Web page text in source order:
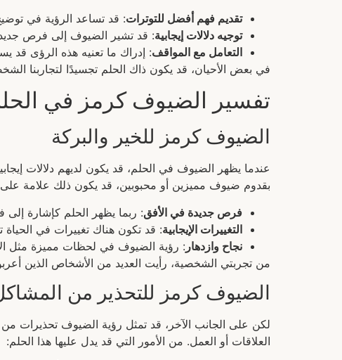
تقديم فهم أفضل للتوترات: قد تساعد الرؤية في
توجيه دلالات إيجابية: قد تشير الضيوف إلى فرص
التعامل مع المواقف: إدراك ما تعنيه هذه الرؤى قد
في بعض الأحيان، قد يكون ذاك الحلم تجسيدًا لتجاربنا
تفسير الضيوف كرمز في
الضيوف كرمز للخير والبركة
عندما يظهر الضيوف في الحلم، قد يكون لديهم دلالات
بقدوم ضيوف مميزين أو محبوبين، قد يكون ذلك علامة
فرص جديدة في الأفق: ربما يظهر الحلم كإشارة
التغييرات الإيجابية: قد تكون هناك تغييرات في
نجاح وازدهار : رؤية الضيوف في لحظات مميزة مثل
من تجربتي الشخصية، رأيت العديد من الأشخاص الذين
الضيوف كرمز للتحذير من
لكن على الجانب الآخر، قد تمثل رؤية الضيوف تحذيرات
العلاقات أو العمل. من الأمور التي قد يدل عليها هذا الحلم: